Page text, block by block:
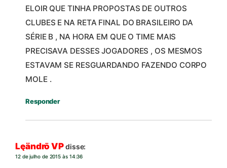
ELOIR QUE TINHA PROPOSTAS DE OUTROS
CLUBES E NA RETA FINAL DO BRASILEIRO DA
SÉRIE B , NA HORA EM QUE O TIME MAIS
PRECISAVA DESSES JOGADORES , OS MESMOS
ESTAVAM SE RESGUARDANDO FAZENDO CORPO
MOLE .
Responder
Lęändrō VPdisse:
12 de julho de 2015 às 14:36